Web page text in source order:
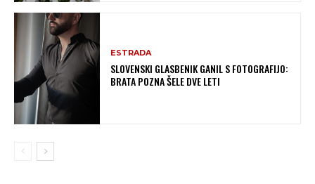
ESTRADA
SLOVENSKI GLASBENIK GANIL S FOTOGRAFIJO:
BRATA POZNA ŠELE DVE LETI